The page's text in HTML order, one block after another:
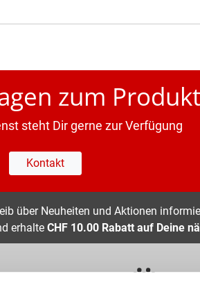
zum
steht Dir gerne zur Verfügung
Kontakt
über Neuheiten und Aktionen
erhalte CHF 10.00 Rabatt auf Deine